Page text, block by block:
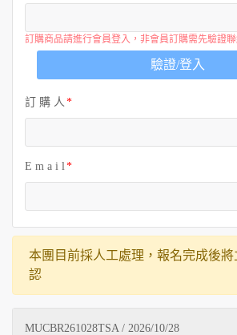
郵輪旅遊
台灣旅遊
訂購商品請進行會員登入，非會員訂購需先驗證聯
驗證/登入
訂 購 人
E m a i l
本團目前採人工處理，報名完成後
認
MUCBR261028TSA / 2026/10/28